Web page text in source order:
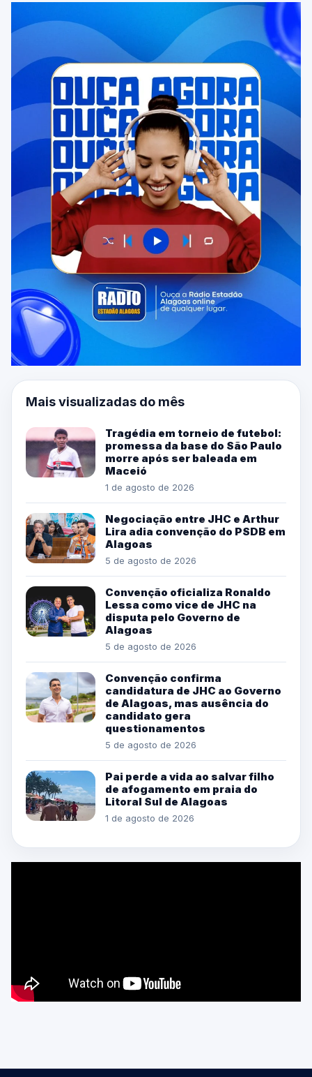
Mais visualizadas do mês
Tragédia em torneio de futebol:
promessa da base do São Paulo
morre após ser baleada em
Maceió
1 de agosto de 2026
Negociação entre JHC e Arthur
Lira adia convenção do PSDB em
Alagoas
5 de agosto de 2026
Convenção oficializa Ronaldo
Lessa como vice de JHC na
disputa pelo Governo de
Alagoas
5 de agosto de 2026
Convenção confirma
candidatura de JHC ao Governo
de Alagoas, mas ausência do
candidato gera
questionamentos
5 de agosto de 2026
Pai perde a vida ao salvar filho
de afogamento em praia do
Litoral Sul de Alagoas
1 de agosto de 2026